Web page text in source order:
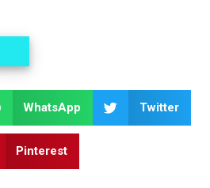
WhatsApp Twitter
Pinterest